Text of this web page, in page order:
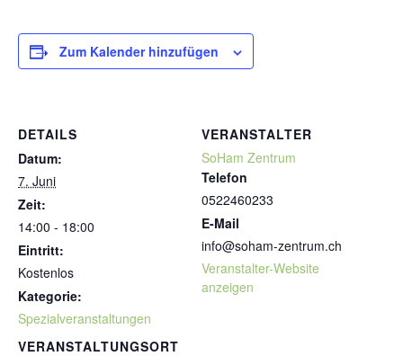
Zum Kalender hinzufügen
DETAILS
Datum:
7. Juni
Zeit:
14:00 - 18:00
Eintritt:
Kostenlos
Kategorie:
Spezialveranstaltungen
VERANSTALTUNGSORT
VERANSTALTER
SoHam Zentrum
Telefon
0522460233
E-Mail
info@soham-zentrum.ch
Veranstalter-Website
anzeigen